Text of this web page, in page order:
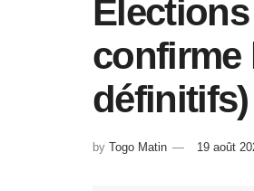
confirme
définitifs)
by Togo Matin 19 août